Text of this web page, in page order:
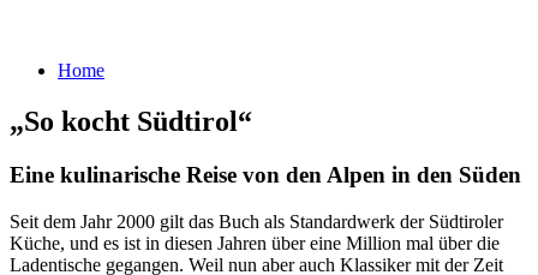
Home
„So kocht Südtirol“
Eine kulinarische Reise von den Alpen in den Süden
Seit dem Jahr 2000 gilt das Buch als Standardwerk der Südtiroler
Küche, und es ist in diesen Jahren über eine Million mal über die
Ladentische gegangen. Weil nun aber auch Klassiker mit der Zeit